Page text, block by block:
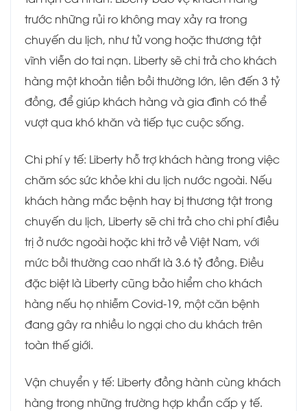
trước những rủi ro không may xảy ra trong
chuyến du lịch, như tử vong hoặc thương tật
vĩnh viễn do tai nạn. Liberty sẽ chi trả cho khách
hàng một khoản tiền bồi thường lớn, lên đến 3 tỷ
đồng, để giúp khách hàng và gia đình có thể
vượt qua khó khăn và tiếp tục cuộc sống.
Chi phí y tế: Liberty hỗ trợ khách hàng trong việc
chăm sóc sức khỏe khi du lịch nước ngoài. Nếu
khách hàng mắc bệnh hay bị thương tật trong
chuyến du lịch, Liberty sẽ chi trả cho chi phí điều
trị ở nước ngoài hoặc khi trở về Việt Nam, với
mức bồi thường cao nhất là 3.6 tỷ đồng. Điều
đặc biệt là Liberty cũng bảo hiểm cho khách
hàng nếu họ nhiễm Covid-19, một căn bệnh
đang gây ra nhiều lo ngại cho du khách trên
toàn thế giới.
Vận chuyển y tế: Liberty đồng hành cùng khách
hàng trong những trường hợp khẩn cấp y tế.